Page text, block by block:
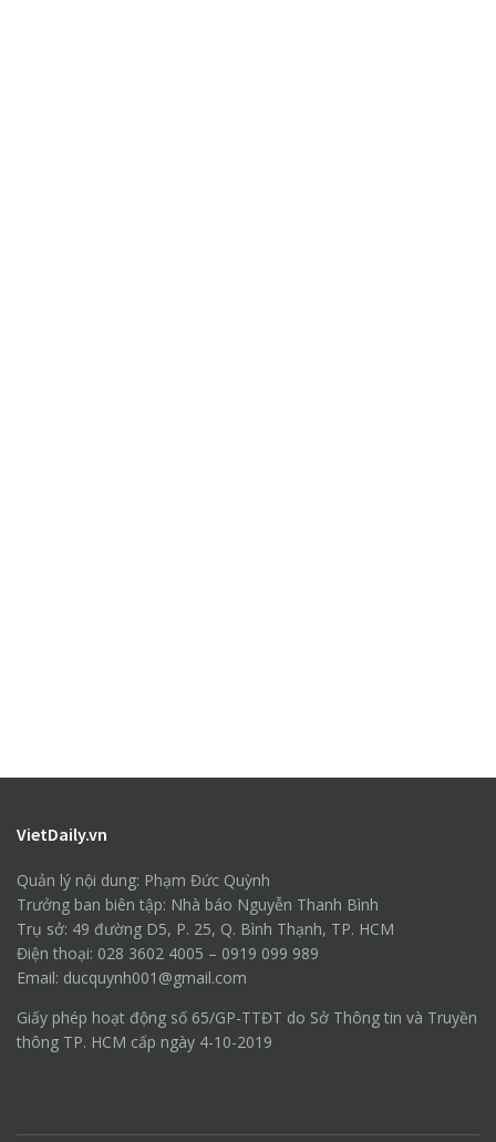
VietDaily.vn
Quản lý nội dung: Phạm Đức Quỳnh
Trưởng ban biên tập: Nhà báo Nguyễn Thanh Bình
Trụ sở: 49 đường D5, P. 25, Q. Bình Thạnh, TP. HCM
Điện thoại: 028 3602 4005 – 0919 099 989
Email: ducquynh001@gmail.com
Giấy phép hoạt động số 65/GP-TTĐT do Sở Thông tin và Truyền
thông TP. HCM cấp ngày 4-10-2019